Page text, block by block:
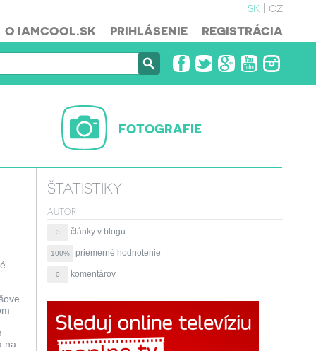
sk
cz
O IAMCOOL.SK
PRIHLÁSENIE REGISTRÁCIA
FOTOGRAFIE
na
ŠTATISTIKY
AUTOR
3 články v blogu
100% priemerné hodnotenie
0 komentárov